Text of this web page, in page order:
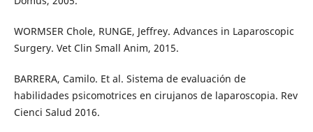
WORMSER Chole, RUNGE, Jeffrey. Advances in Laparoscopic
Surgery. Vet Clin Small Anim, 2015.
BARRERA, Camilo. Et al. Sistema de evaluación de
habilidades psicomotrices en cirujanos de laparoscopia. Rev
Cienci Salud 2016.